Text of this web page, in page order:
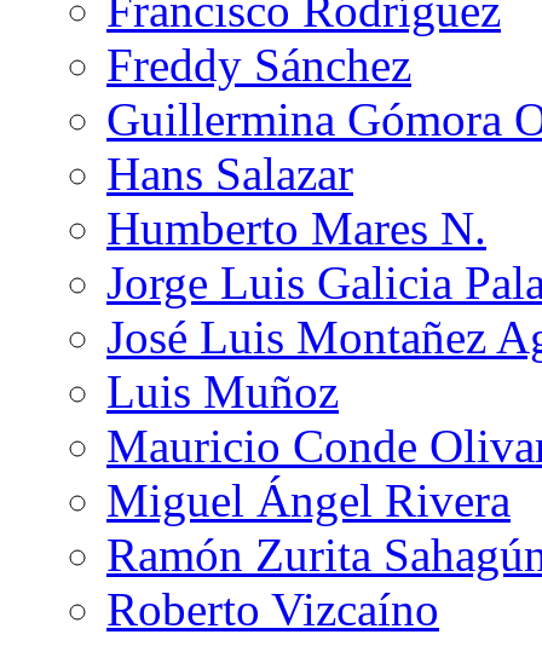
Freddy Sánchez
Guillermina Gómora
Hans Salazar
Humberto Mares N.
Jorge Luis Galicia
José Luis Montañez
Luis Muñoz
Mauricio Conde
Miguel Ángel Rivera
Ramón Zurita
Roberto Vizcaíno